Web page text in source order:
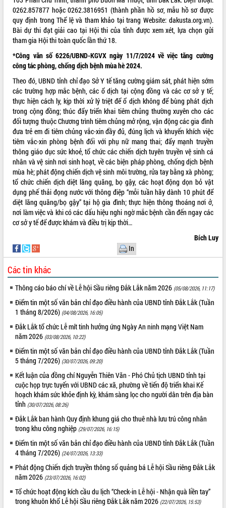
UBND tỉnh họp báo định kỳ tháng 4
năm 2026
Hội thảo khoa học “Giải pháp thúc đẩy
phát triển nền kinh tế xanh tại tỉnh
Đắk Lắk”
Tăng cường giám sát, đôn đốc thực
hiện nhiệm vụ quản lý tài sản công
hàng tuần
Tháo gỡ những vướng mắc, đẩy mạnh
công tác cải cách thủ tục hành chính
tại Trung tâm Phục vụ hành chính
công tỉnh
Đắk Lắk: Tôn vinh 46 giải pháp tại Hội
thi Sáng tạo Kỹ thuật 2024 - 2025
Đắk Lắk rà soát, điều chỉnh Đề án 190
về phát triển nuôi trồng thủy sản
Phó Chủ tịch UBND tỉnh Đắk Lắk
Trương Công Thái kiểm tra thực địa
Dự án cao tốc Khánh Hòa - Buôn Ma
Thuột
Định vị cà phê Việt Nam như một “di
Xây dựng nông thôn mới: Nâng cao đời
thực
Quyết liệt tháo gỡ vướng mắc, đẩy
trong Khu kinh tế Nam Phú Yên
Hòn Yến phát triển du lịch gắn với bảo
tồn biển
Lấy ý kiến điều chỉnh Quy hoạch tỉnh
Đắk Lắk thời kỳ 2021-2030, tầm nhìn
đến năm 2050
Phát động chiến dịch 30 ngày đêm
giải phóng mặt bằng Tuyến đường bộ
ven biển
Đắk Lắk nỗ lực thúc đẩy tăng trưởng
kinh tế từ 10% trở lên trong Quý
II/2026
Đắk Lắk ký kết thỏa thuận hợp tác về
chuyển đổi số giai đoạn 2026 – 2030
với Tập đoàn Bưu chính Viễn thông
Việt Nam
Thứ trưởng Bộ Y tế làm việc với tỉnh
Đắk Lắk về phát triển nhân lực y tế
cho trạm y tế cấp xã
0262.857877 hoặc 0262.3816951 (thành phần hồ sơ, mẫu hồ sơ được
quy định trong Thể lệ và tham khảo tại trang Website: dakusta.org.vn).
Bài dự thi đạt giải cao tại Hội thi của tỉnh được xem xét, lựa chọn gửi
tham gia Hội thi toàn quốc lần thứ 18.
*Công văn số 6226/UBND-KGVX ngày 11/7/2024 về việc tăng cường
công tác phòng, chống dịch bệnh mùa hè 2024.
Theo đó, UBND tỉnh chỉ đạo Sở Y tế tăng cường giám sát, phát hiện sớm
các trường hợp mắc bệnh, các ổ dịch tại cộng đồng và các cơ sở y tế;
thực hiện cách ly, kịp thời xử lý triệt để ổ dịch không để bùng phát dịch
trong cộng đồng; thúc đẩy triển khai tiêm chủng thường xuyên cho các
đối tượng thuộc Chương trình tiêm chủng mở rộng, vận động các gia đình
đưa trẻ em đi tiêm chủng vắc-xin đầy đủ, đúng lịch và khuyến khích việc
tiêm vắc-xin phòng bệnh đối với phụ nữ mang thai; đẩy mạnh truyền
thông giáo dục sức khoẻ, tổ chức các chiến dịch tuyên truyền vệ sinh cá
nhân và vệ sinh nơi sinh hoạt, về các biện pháp phòng, chống dịch bệnh
mùa hè; phát động chiến dịch vệ sinh môi trường, rửa tay bằng xà phòng;
tổ chức chiến dịch diệt lăng quăng, bọ gậy, các hoạt động dọn bỏ vật
dụng phế thải đọng nước với thông điệp “mỗi tuần hãy dành 10 phút để
diệt lăng quăng/bọ gậy” tại hộ gia đình; thực hiện thông thoáng nơi ở,
nơi làm việc và khi có các dấu hiệu nghi ngờ mắc bệnh cần đến ngay các
cơ sở y tế để được khám và điều trị kịp thời…
Bích Luy
In
Các tin khác
Thông cáo báo chí về Lễ hội Sầu riêng Đắk Lắk năm 2026 (05/08/2026, 11:17)
Điểm tin một số văn bản chỉ đạo điều hành của UBND tỉnh Đắk Lắk (Tuần
1 tháng 8/2026) (04/08/2026, 16:05)
Đắk Lắk tổ chức Lễ mít tinh hưởng ứng Ngày An ninh mạng Việt Nam
năm 2026 (03/08/2026, 10:22)
Điểm tin một số văn bản chỉ đạo điều hành của UBND tỉnh Đắk Lắk (Tuần
5 tháng 7/2026) (30/07/2026, 09:20)
Kết luận của đồng chí Nguyễn Thiên Văn - Phó Chủ tịch UBND tỉnh tại
cuộc họp trực tuyến với UBND các xã, phường về tiến độ triển khai Kế
hoạch khám sức khỏe định kỳ, khám sàng lọc cho người dân trên địa bàn
tỉnh (30/07/2026, 08:26)
Đắk Lắk ban hành Quy định khung giá cho thuê nhà lưu trú công nhân
trong khu công nghiệp (29/07/2026, 16:15)
Điểm tin một số văn bản chỉ đạo điều hành của UBND tỉnh Đắk Lắk (Tuần
4 tháng 7/2026) (24/07/2026, 13:33)
Phát động Chiến dịch truyền thông số quảng bá Lễ hội Sầu riêng Đắk Lắk
năm 2026 (23/07/2026, 16:02)
Tổ chức hoạt động kích cầu du lịch “Check-in Lễ hội - Nhận quà liền tay”
trong khuôn khổ Lễ hội Sầu riêng Đắk Lắk năm 2026 (22/07/2026, 15:53)